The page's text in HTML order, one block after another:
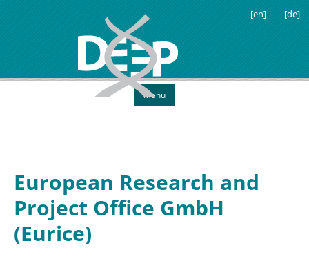
[en] [de]
Menu
European Research and
Project Office GmbH
(Eurice)